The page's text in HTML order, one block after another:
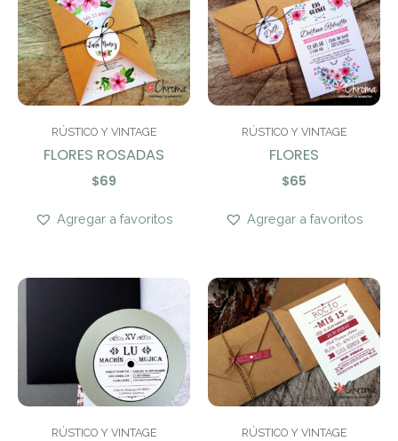
RÚSTICO Y VINTAGE
FLORES ROSADAS
$69
Agregar a favoritos
RÚSTICO Y VINTAGE
FLORES
$65
Agregar a favoritos
RÚSTICO Y VINTAGE RÚSTICO Y VINTAGE